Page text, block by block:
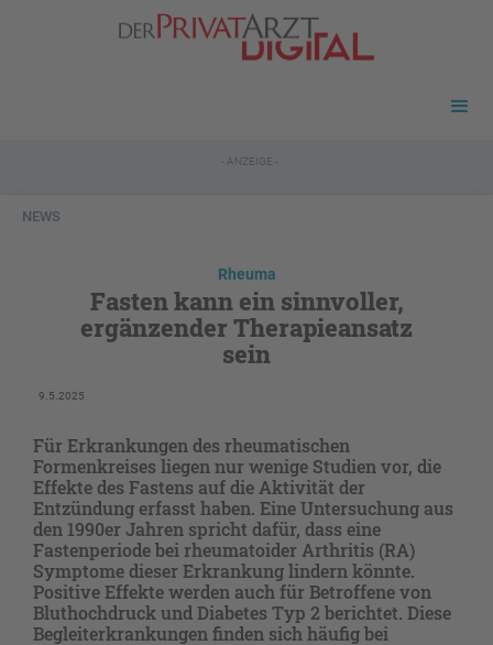
- ANZEIGE -
NEWS
Rheuma
Fasten kann ein sinnvoller,
ergänzender Therapieansatz
sein
9.5.2025
Für Erkrankungen des rheumatischen
Formenkreises liegen nur wenige Studien vor, die
Effekte des Fastens auf die Aktivität der
Entzündung erfasst haben. Eine Untersuchung aus
den 1990er Jahren spricht dafür, dass eine
Fastenperiode bei rheumatoider Arthritis (RA)
Symptome dieser Erkrankung lindern könnte.
Positive Effekte werden auch für Betroffene von
Bluthochdruck und Diabetes Typ 2 berichtet. Diese
Begleiterkrankungen finden sich häufig bei